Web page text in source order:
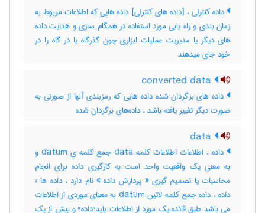
داده کنترلی ، [داده های کنترلی] داده هایی که اطلاعات مربوط به
زمان بندی و راه یابی مورد استفاده در همگام سازی و هدایت داده
های دیگر یا مدیریت عملیات ابزاری چون گذرگاه یا در گاه را در
خود جای میدهند
داده های برگردان شده داده هایی که رمزبندی آنها از صورتی به
صورت دیگر تغییر یافته باشد ، داده‌های برگردان شده
داده ، اطلاعات اطلاعات کلمه data جمع کلمه ی datum و
به معنی یک واقعیت واحد است به کارگیری داده برای انجام
محاسبات یا تصمیم گیری « پردازش داده » نام دارد ، داده ها ؛
داده ، داده جمع کلمه لاتین datum به معنای موردی از اطلاعات
می باشد طبق قائده یک مورد از اطلاعات باید"داده" و بیش از یک